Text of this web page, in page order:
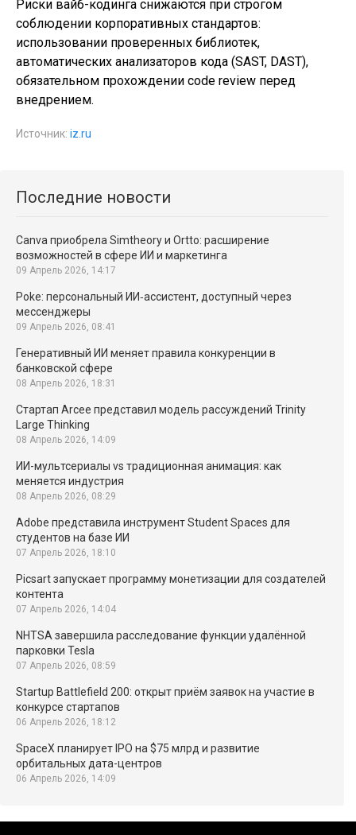
Риски вайб-кодинга снижаются при строгом
соблюдении корпоративных стандартов:
использовании проверенных библиотек,
автоматических анализаторов кода (SAST, DAST),
обязательном прохождении code review перед
внедрением.
Источник: iz.ru
Последние новости
Canva приобрела Simtheory и Ortto: расширение
возможностей в сфере ИИ и маркетинга
09 Апрель 2026, 14:17
Poke: персональный ИИ‑ассистент, доступный через
мессенджеры
09 Апрель 2026, 08:41
Генеративный ИИ меняет правила конкуренции в
банковской сфере
08 Апрель 2026, 18:31
Стартап Arcee представил модель рассуждений Trinity
Large Thinking
08 Апрель 2026, 14:09
ИИ-мультсериалы vs традиционная анимация: как
меняется индустрия
08 Апрель 2026, 08:29
Adobe представила инструмент Student Spaces для
студентов на базе ИИ
07 Апрель 2026, 18:10
Picsart запускает программу монетизации для создателей
контента
07 Апрель 2026, 14:04
NHTSA завершила расследование функции удалённой
парковки Tesla
07 Апрель 2026, 08:59
Startup Battlefield 200: открыт приём заявок на участие в
конкурсе стартапов
06 Апрель 2026, 18:12
SpaceX планирует IPO на $75 млрд и развитие
орбитальных дата-центров
06 Апрель 2026, 14:09